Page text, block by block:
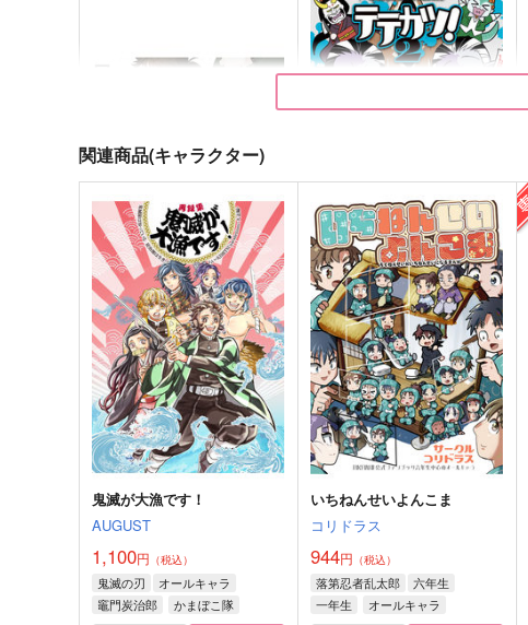
DAY DREAM
@箱庭
660円（税込）
傭兵×占い師
サンプル 作品詳細
テテカツ！２
TENCAL
536円（税込）
白黒無常
サンプル 作品詳細
関連商品(キャラクター)
鬼滅が大漁です！
AUGUST
1,100円 （税込）
鬼滅の刃
オールキャラ
竈門炭治郎
かまぼこ隊
いちねんせいよんこま
コリドラス
944円 （税込）
落第忍者乱太郎
六年生
一年生
オールキャラ